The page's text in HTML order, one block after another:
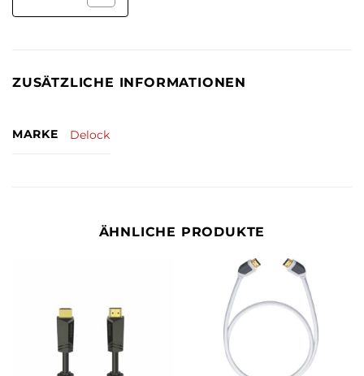
ZUSÄTZLICHE INFORMATIONEN
MARKE Delock
ÄHNLICHE PRODUKTE